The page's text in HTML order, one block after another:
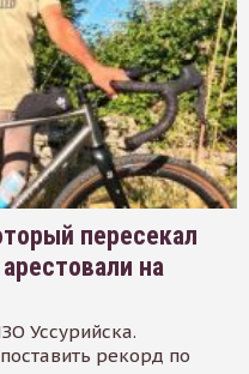
пересекал
на
Уссурийска.
рекорд по